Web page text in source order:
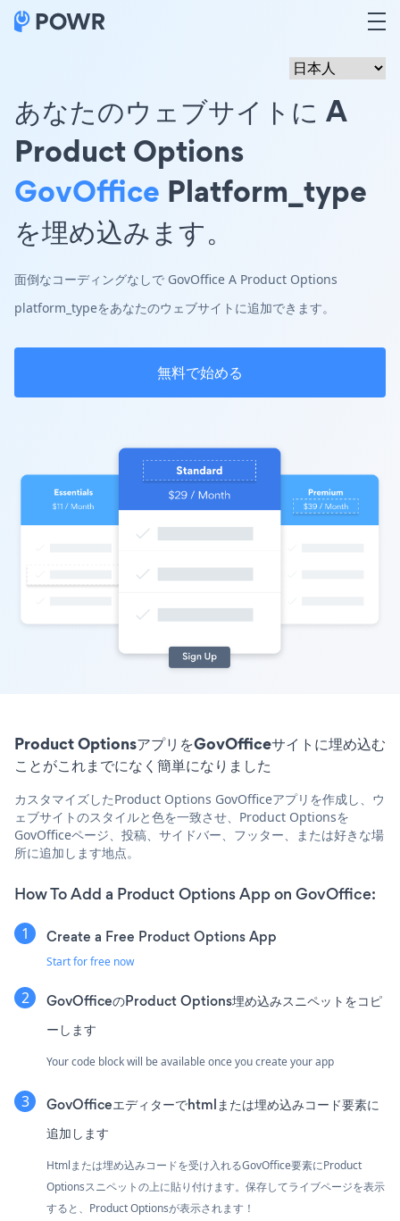
あなたのウェブサイトに A
Product Options
GovOffice Platform_type
を埋め込みます。
面倒なコーディングなしで GovOffice A Product Options
platform_typeをあなたのウェブサイトに追加できます。
無料で始める
Product OptionsアプリをGovOfficeサイトに埋め込む
ことがこれまでになく簡単になりました
カスタマイズしたProduct Options GovOfficeアプリを作成し、ウ
ェブサイトのスタイルと色を一致させ、Product Optionsを
GovOfficeページ、投稿、サイドバー、フッター、または好きな場
所に追加します地点。
How To Add a Product Options App on GovOffice:
Create a Free Product Options App
Start for free now
GovOfficeのProduct Options埋め込みスニペットをコピ
ーします
Your code block will be available once you create your app
GovOfficeエディターでhtmlまたは埋め込みコード要素に
追加します
Htmlまたは埋め込みコードを受け入れるGovOffice要素にProduct
Optionsスニペットの上に貼り付けます。保存してライブページを表示
すると、Product Optionsが表示されます！